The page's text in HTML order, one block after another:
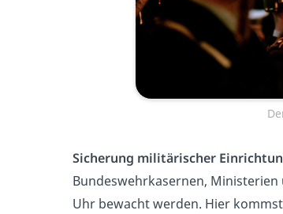
Sicherung militärischer
Bundeswehrkasernen,
Uhr bewacht werden. Hier